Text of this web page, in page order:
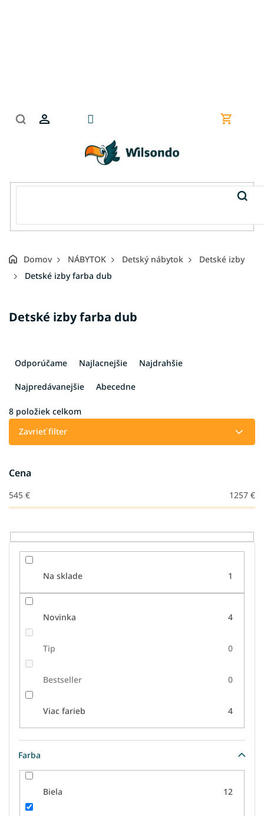
Domov NÁBYTOK Detský nábytok
Detské izby
Detské izby farba dub
Detské izby farba dub
a
i
e
d
u
k
o
v
Odporúčame Najlacnejšie Najdrahšie
Najpredávanejšie Abecedne
8 položiek celkom
Zavrieť filter
Cena
545 € 1257 €
Na sklade 1
Novinka 4
Tip 0
Bestseller 0
Viac farieb 4
Farba
Biela 12